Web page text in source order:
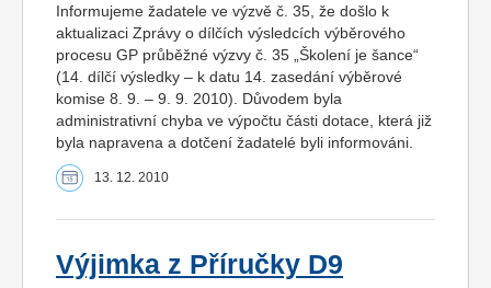
Informujeme žadatele ve výzvě č. 35, že došlo k
aktualizaci Zprávy o dílčích výsledcích výběrového
procesu GP průběžné výzvy č. 35 „Školení je šance“
(14. dílčí výsledky – k datu 14. zasedání výběrové
komise 8. 9. – 9. 9. 2010). Důvodem byla
administrativní chyba ve výpočtu části dotace, která již
byla napravena a dotčení žadatelé byli informováni.
13. 12. 2010
Výjimka z Příručky D9